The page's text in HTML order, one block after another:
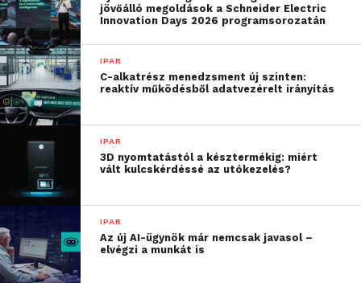
jövőálló megoldások a Schneider Electric
Innovation Days 2026 programsorozatán
IPAR
C-alkatrész menedzsment új szinten:
reaktív működésből adatvezérelt irányítás
IPAR
3D nyomtatástól a késztermékig: miért
vált kulcskérdéssé az utókezelés?
IPAR
Az új AI-ügynök már nemcsak javasol –
elvégzi a munkát is